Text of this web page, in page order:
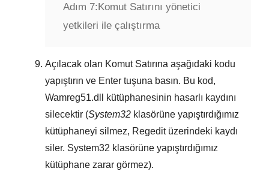
Adım 7:Komut Satırını yönetici
yetkileri ile çalıştırma
Açılacak olan Komut Satırına aşağıdaki kodu
yapıştırın ve Enter tuşuna basın. Bu kod,
Wamreg51.dll
kütüphanesinin hasarlı kaydını
silecektir (System32 klasörüne yapıştırdığımız
kütüphaneyi silmez, Regeditüzerindeki kaydı
siler. System32 klasörüne yapıştırdığımız
kütüphane zarar görmez).